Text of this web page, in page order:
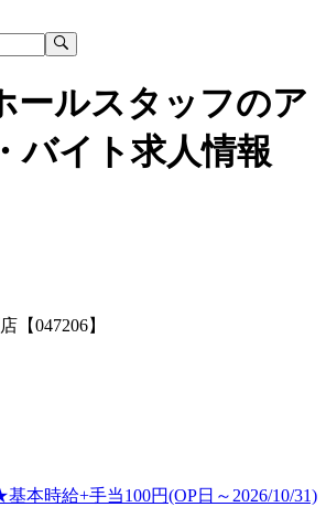
ールスタッフのア
バイト求人情報
047206】
本時給+手当100円(OP日～2026/10/31)